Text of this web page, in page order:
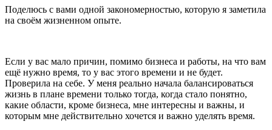
Поделюсь с вами одной закономерностью, которую я заметила
на своём жизненном опыте.
Если у вас мало причин, помимо бизнеса и работы, на что вам
ещё нужно время, то у вас этого времени и не будет.
Проверила на себе. У меня реально начала балансироваться
жизнь в плане времени только тогда, когда стало понятно,
какие области, кроме бизнеса, мне интересны и важны, и
которым мне действительно хочется и важно уделять время.